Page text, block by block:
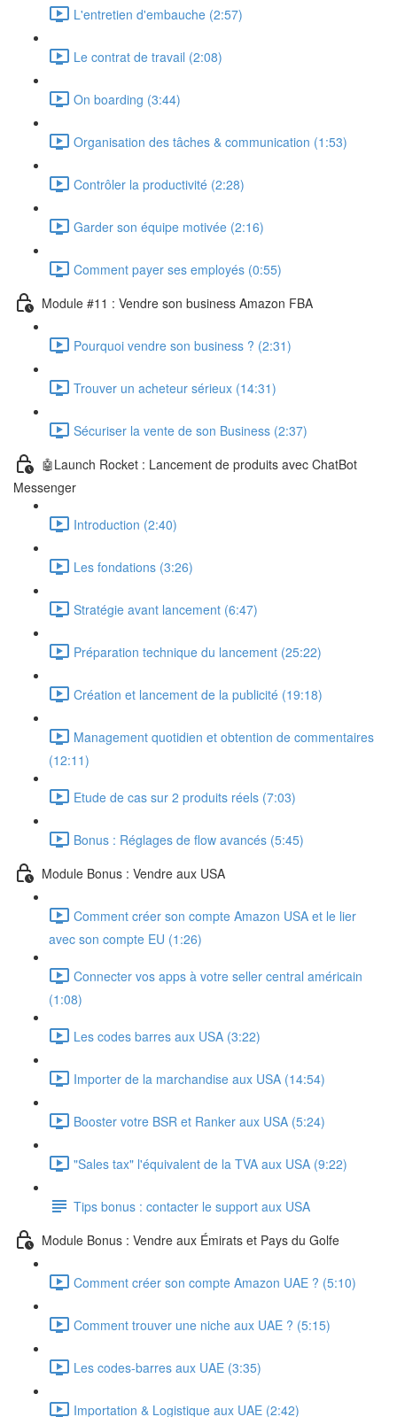
L'entretien d'embauche (2:57)
Le contrat de travail (2:08)
On boarding (3:44)
Organisation des tâches & communication (1:53)
Contrôler la productivité (2:28)
Garder son équipe motivée (2:16)
Comment payer ses employés (0:55)
Module #11 : Vendre son business Amazon FBA
Pourquoi vendre son business ? (2:31)
Trouver un acheteur sérieux (14:31)
Sécuriser la vente de son Business (2:37)
🤖Launch Rocket : Lancement de produits avec ChatBot
Messenger
Introduction (2:40)
Les fondations (3:26)
Stratégie avant lancement (6:47)
Préparation technique du lancement (25:22)
Création et lancement de la publicité (19:18)
Management quotidien et obtention de commentaires
(12:11)
Etude de cas sur 2 produits réels (7:03)
Bonus : Réglages de flow avancés (5:45)
Module Bonus : Vendre aux USA
Comment créer son compte Amazon USA et le lier
avec son compte EU (1:26)
Connecter vos apps à votre seller central américain
(1:08)
Les codes barres aux USA (3:22)
Importer de la marchandise aux USA (14:54)
Booster votre BSR et Ranker aux USA (5:24)
"Sales tax" l'équivalent de la TVA aux USA (9:22)
Tips bonus : contacter le support aux USA
Module Bonus : Vendre aux Émirats et Pays du Golfe
Comment créer son compte Amazon UAE ? (5:10)
Comment trouver une niche aux UAE ? (5:15)
Les codes-barres aux UAE (3:35)
Importation & Logistique aux UAE (2:42)